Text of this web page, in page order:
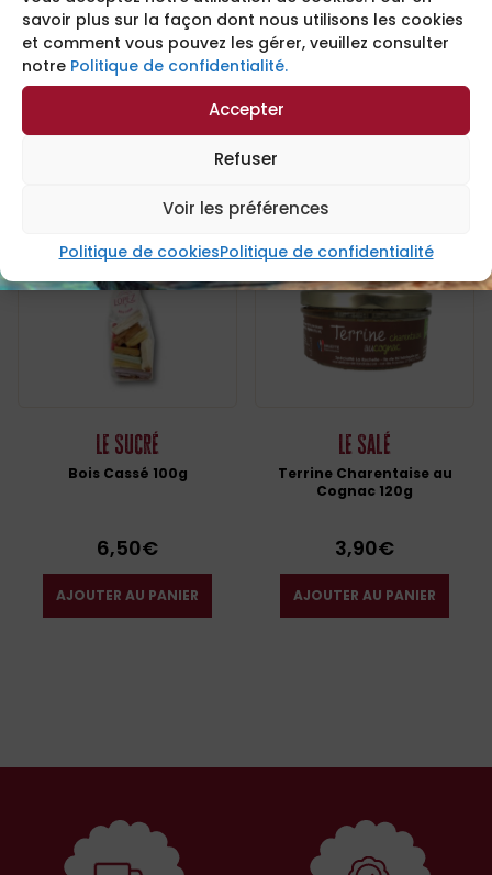
savoir plus sur la façon dont nous utilisons les cookies
et comment vous pouvez les gérer, veuillez consulter
notre Politique de confidentialité.
Accepter
Refuser
Voir les préférences
Politique de cookiesPolitique de confidentialité
Le Sucré
Mogettes du Marais 200g
AJOUTER AU PANIER
Crottes de Mouette
AJOUTER AU PANIER
Le Sucré
Bois Cassé 100g
6,50€
AJOUTER AU PANIER
Le Salé
Terrine Charentaise au
Cognac 120g
3,90€
AJOUTER AU PANIER